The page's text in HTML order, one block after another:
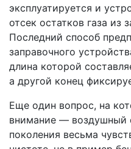
эксплуатируется и
отсек остатков газа из
Последний способ
заправочного
длина которой
а другой конец
Еще один вопрос, на
внимание — воздушный
поколения весьма